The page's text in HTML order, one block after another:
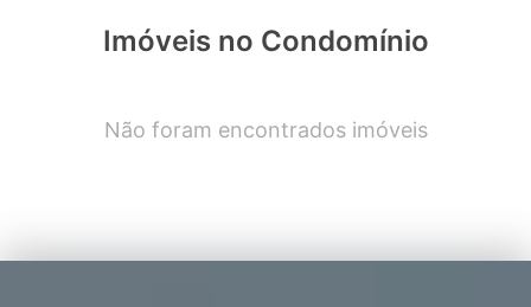
Imóveis no Condomínio
Não foram encontrados imóveis